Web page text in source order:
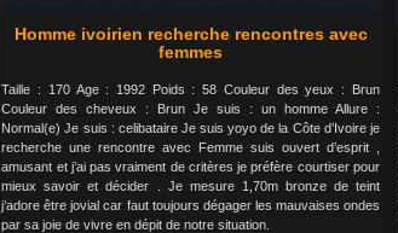
Homme ivoirien recherche rencontres avec
femmes
Taille : 170 Age : 1992 Poids : 58 Couleur des yeux : Brun
Couleur des cheveux : Brun Je suis : un homme Allure :
Normal(e) Je suis : celibataire Je suis yoyo de la Côte d’Ivoire je
recherche une rencontre avec Femme suis ouvert d’esprit ,
amusant et j’ai pas vraiment de critères je préfère courtiser pour
mieux savoir et décider . Je mesure 1,70m bronze de teint
j’adore être jovial car faut toujours dégager les mauvaises ondes
par sa joie de vivre en dépit de notre situation.